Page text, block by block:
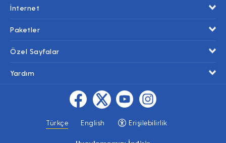
İnternet
Paketler
Özel Sayfalar
Yardım
Türkçe English Erişilebilirlik